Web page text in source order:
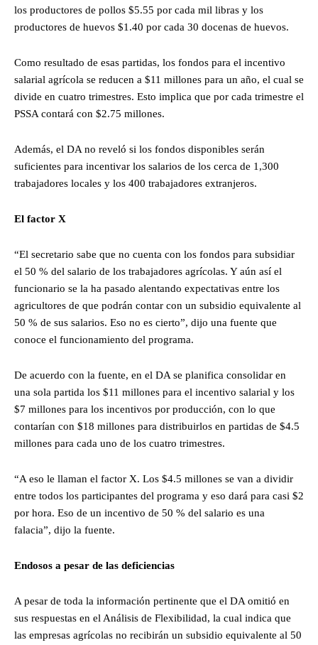
los productores de pollos $5.55 por cada mil libras y los
productores de huevos $1.40 por cada 30 docenas de huevos.
Como resultado de esas partidas, los fondos para el incentivo
salarial agrícola se reducen a $11 millones para un año, el cual se
divide en cuatro trimestres. Esto implica que por cada trimestre el
PSSA contará con $2.75 millones.
Además, el DA no reveló si los fondos disponibles serán
suficientes para incentivar los salarios de los cerca de 1,300
trabajadores locales y los 400 trabajadores extranjeros.
El factor X
“El secretario sabe que no cuenta con los fondos para subsidiar
el 50 % del salario de los trabajadores agrícolas. Y aún así el
funcionario se la ha pasado alentando expectativas entre los
agricultores de que podrán contar con un subsidio equivalente al
50 % de sus salarios. Eso no es cierto”, dijo una fuente que
conoce el funcionamiento del programa.
De acuerdo con la fuente, en el DA se planifica consolidar en
una sola partida los $11 millones para el incentivo salarial y los
$7 millones para los incentivos por producción, con lo que
contarían con $18 millones para distribuirlos en partidas de $4.5
millones para cada uno de los cuatro trimestres.
“A eso le llaman el factor X. Los $4.5 millones se van a dividir
entre todos los participantes del programa y eso dará para casi $2
por hora. Eso de un incentivo de 50 % del salario es una
falacia”, dijo la fuente.
Endosos a pesar de las deficiencias
A pesar de toda la información pertinente que el DA omitió en
sus respuestas en el Análisis de Flexibilidad, la cual indica que
las empresas agrícolas no recibirán un subsidio equivalente al 50